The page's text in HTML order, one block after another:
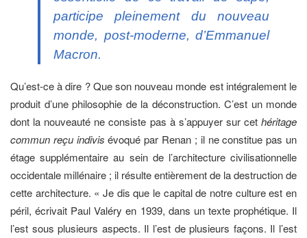
participe pleinement du nouveau
monde, post-moderne, d’Emmanuel
Macron.
Qu’est-ce à dire ? Que son nouveau monde est intégralement le
produit d’une philosophie de la déconstruction. C’est un monde
dont la nouveauté ne consiste pas à s’appuyer sur cet héritage
commun reçu indivis évoqué par Renan ; il ne constitue pas un
étage supplémentaire au sein de l’architecture civilisationnelle
occidentale millénaire ; il résulte entièrement de la destruction de
cette architecture. « Je dis que le capital de notre culture est en
péril, écrivait Paul Valéry en 1939, dans un texte prophétique. Il
l’est sous plusieurs aspects. Il l’est de plusieurs façons. Il l’est